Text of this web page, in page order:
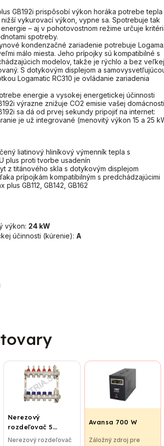
GB192i prispôsobí výkon horáka potrebe tepla
vykurovací výkon, vypne sa. Spotrebuje tak
– aj v pohotovostnom režime určuje
spotreby.
kondenzačné zariadenie potrebuje
málo miesta. Jeho prípojky sú kompatibilné s
modelov, takže je rýchlo a bez veľkej
S dotykovým displejom a
Logamatic RC310 je ovládanie zariadenia
energie a vysokej energetickej účinnosti
výrazne znižuje CO2 emisie vašej
sa dá od prvej sekundy pripojiť na internet:
je už integrované (menovitý výkon 15 a 25
liatinový hliníkový výmenník tepla s
plus proti tvorbe usadenín
z titánového skla s dotykovým displejom
prípojkám kompatibilným s predchádzajúcimi
plus GB112, GB142, GB162
výkon: 24 kW
účinnosti (kúrenie): A
Nerezový
rozdeľovač 5
cestný pre
Nerezový rozdeľovač
Avansa 700 W
Záložný zdroj pre